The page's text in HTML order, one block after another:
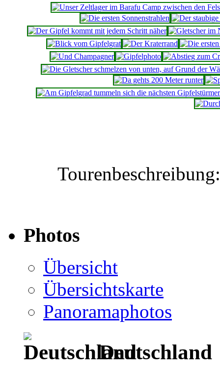
Photos
Übersicht
Übersichtskarte
Panoramaphotos
Deutschland